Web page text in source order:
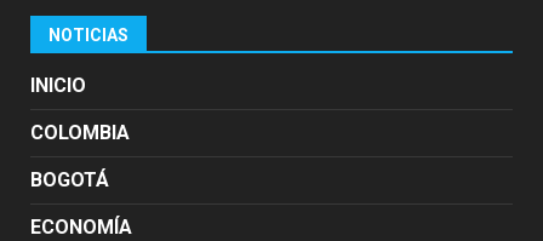
NOTICIAS
INICIO
COLOMBIA
BOGOTÁ
ECONOMÍA